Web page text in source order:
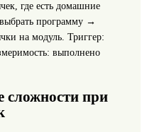
где есть домашние
программу →
на модуль. Триггер:
выполнено
сложности при